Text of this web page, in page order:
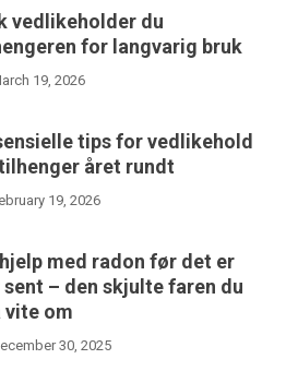
vedlikeholder du
for langvarig bruk
19, 2026
tips for vedlikehold
året rundt
19, 2026
med radon før det er
– den skjulte faren du
vite om
30, 2025